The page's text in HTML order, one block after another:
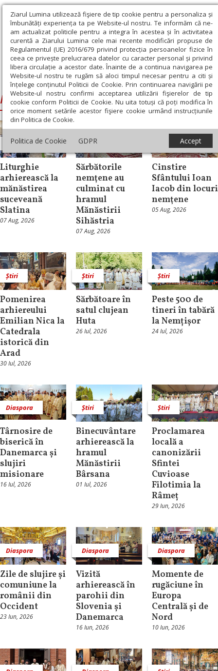
Ziarul Lumina utilizează fişiere de tip cookie pentru a personaliza și
îmbunătăți experiența ta pe Website-ul nostru. Te informăm că ne-
am actualizat politicile pentru a integra în acestea și în activitatea
curentă a Ziarului Lumina cele mai recente modificări propuse de
Regulamentul (UE) 2016/679 privind protecția persoanelor fizice în
ceea ce privește prelucrarea datelor cu caracter personal și privind
libera circulație a acestor date. Înainte de a continua navigarea pe
Website-ul nostru te rugăm să aloci timpul necesar pentru a citi și
înțelege conținutul Politicii de Cookie. Prin continuarea navigării pe
Website-ul nostru confirmi acceptarea utilizării fişierelor de tip
cookie conform Politicii de Cookie. Nu uita totuși că poți modifica în
orice moment setările acestor fişiere cookie urmând instrucțiunile
din Politica de Cookie.
Politica de Cookie GDPR Accept
Ziarul Lumina › Macarie, Episcopul Europei de Nord
Macarie, Episcopul Europei de Nord
Știri
Liturghie
arhierească la
mănăstirea
suceveană
Slatina
07 Aug, 2026
Știri
Sărbătorile
nemţene au
culminat cu
hramul
Mănăstirii
Sihăstria
07 Aug, 2026
Cinstire
Sfântului Ioan
Iacob din locuri
nemţene
05 Aug, 2026
Știri
Pomenirea
arhiereului
Emilian Nica la
Catedrala
istorică din
Arad
30 Iul, 2026
Știri
Sărbătoare în
satul clujean
Huta
26 Iul, 2026
Știri
Peste 500 de
tineri în tabără
la Nemțișor
24 Iul, 2026
Diaspora
Târnosire de
biserică în
Danemarca și
slujiri
misionare
16 Iul, 2026
Știri
Binecuvântare
arhierească la
hramul
Mănăstirii
Bârsana
01 Iul, 2026
Știri
Proclamarea
locală a
canonizării
Sfintei
Cuvioase
Filotimia la
Râmeț
29 Iun, 2026
Diaspora
Zile de slujire și
comuniune la
românii din
Occident
23 Iun, 2026
Diaspora
Vizită
arhierească în
parohii din
Slovenia și
Danemarca
16 Iun, 2026
Diaspora
Momente de
rugăciune în
Europa
Centrală și de
Nord
10 Iun, 2026